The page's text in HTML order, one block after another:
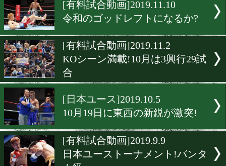
[有料試合動画]2019.11.20
はじめの一歩小冊子プレゼ
[速報]2019.11.16
土屋修平が電撃復帰!
[有料試合動画]2019.11.10
令和のゴッドレフトになる